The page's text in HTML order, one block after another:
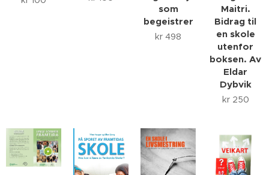
som
begeistrer
kr 498
Maitri.
Bidrag til
en skole
utenfor
boksen. Av
Eldar
Dybvik
kr 250